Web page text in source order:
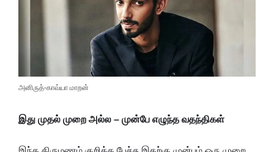
அனிருத்-காவ்யா மாறன்
இது முதல் முறை அல்ல – முன்பே எழுந்த வதந்திகள்